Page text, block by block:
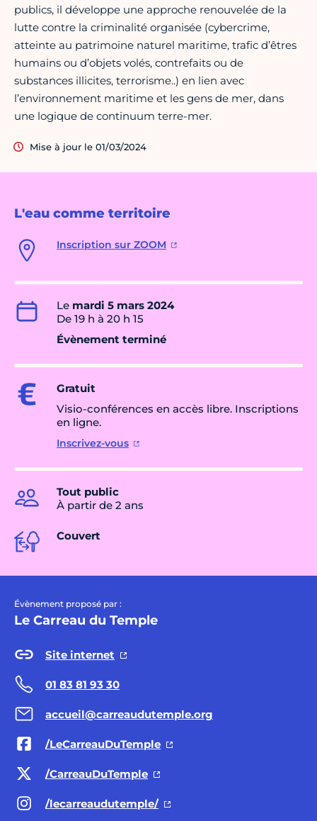
L'eau comme territoire
Inscription sur ZOOM
Le mardi 5 mars 2024
De 19 h à 20 h 15
Évènement terminé
Gratuit
Visio-conférences en accès libre. Inscriptions
en ligne.
Inscrivez-vous
Tout public
À partir de 2 ans
Couvert
Évènement proposé par :
Le Carreau du Temple
Site internet
01 83 81 93 30
accueil@carreaudutemple.org
/LeCarreauDuTemple
/CarreauDuTemple
/lecarreaudutemple/
publics, il développe une approche renouvelée de la
lutte contre la criminalité organisée (cybercrime,
atteinte au patrimoine naturel maritime, trafic d’êtres
humains ou d’objets volés, contrefaits ou de
substances illicites, terrorisme..) en lien avec
l’environnement maritime et les gens de mer, dans
une logique de continuum terre-mer.
Mise à jour le 01/03/2024